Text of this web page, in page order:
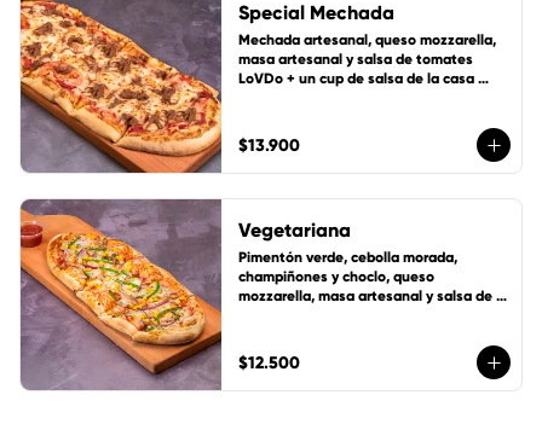
Special Mechada
Mechada artesanal, queso mozzarella,
masa artesanal y salsa de tomates
LoVDo + un cup de salsa de la casa
$13.900
Vegetariana
Pimentón verde, cebolla morada,
champiñones y choclo, queso
mozzarella, masa artesanal y salsa de
$12.500